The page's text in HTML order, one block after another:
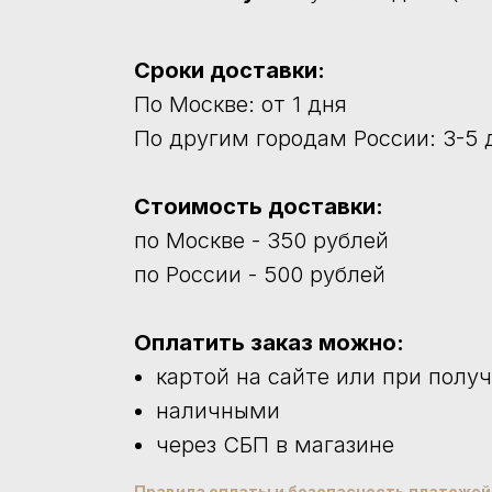
Сроки доставки:
По Москве: от 1 дня
По другим городам России: 3-5
Стоимость доставки:
по Москве - 350 рублей
по России - 500 рублей
Оплатить заказ можно:
картой на сайте или при
наличными
через СБП в магазине